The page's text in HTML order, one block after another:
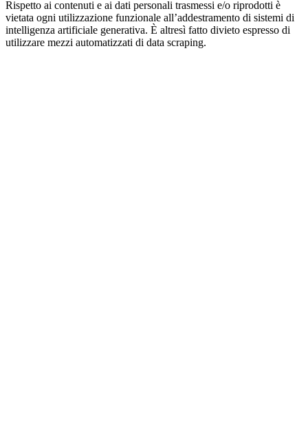
Rispetto ai contenuti e ai dati personali trasmessi e/o riprodotti è
vietata ogni utilizzazione funzionale all’addestramento di sistemi di
intelligenza artificiale generativa. È altresì fatto divieto espresso di
utilizzare mezzi automatizzati di data scraping.